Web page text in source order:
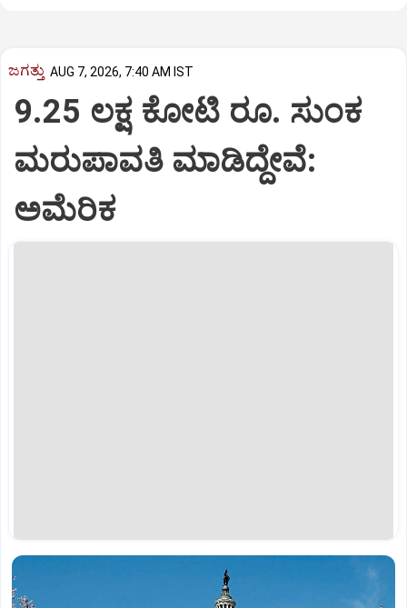
ಜಗತ್ತು AUG 7, 2026, 7:40 AM IST
9.25 ಲಕ್ಷ ಕೋಟಿ ರೂ. ಸುಂಕ
ಮರುಪಾವತಿ ಮಾಡಿದ್ದೇವೆ:
ಅಮೆರಿಕ